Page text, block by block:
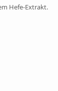
Hefe-Extrakt.